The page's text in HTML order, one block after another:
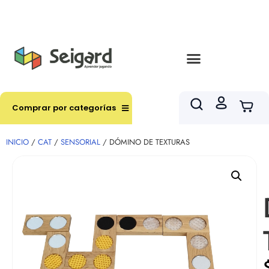
Comprar por categorías
INICIO / CAT / SENSORIAL / DÓMINO DE TEXTURAS